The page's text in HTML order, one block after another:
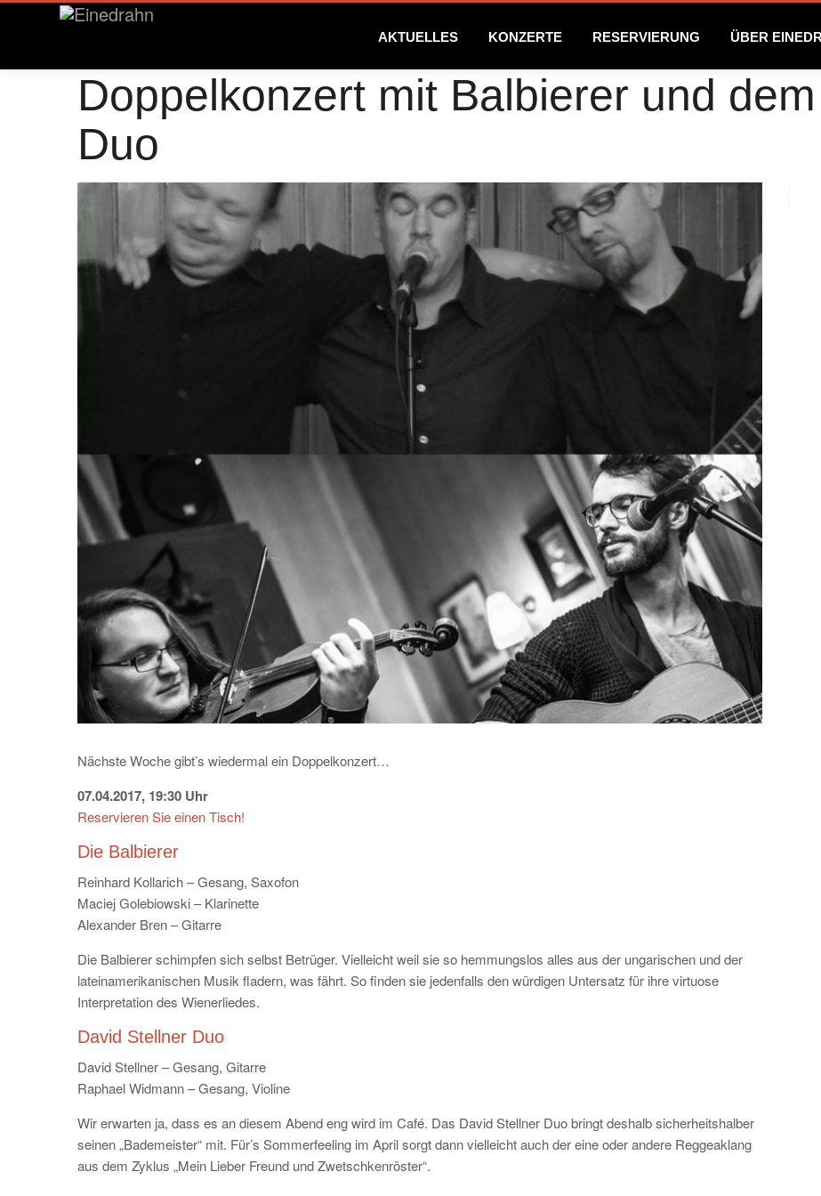
AKTUELLES KONZERTE RESERVIERUNG ÜBER
Doppelkonzert mit Balbierer und
Duo
Nächste Woche gibt’s wiedermal ein Doppelkonzert…
07.04.2017, 19:30 Uhr
Reservieren Sie einen Tisch!
Die Balbierer
Reinhard Kollarich – Gesang, Saxofon
Maciej Golebiowski – Klarinette
Alexander Bren – Gitarre
Die Balbierer schimpfen sich selbst Betrüger. Vielleicht weil sie so hemmungslos alles aus der ungarischen und der
lateinamerikanischen Musik fladern, was fährt. So finden sie jedenfalls den würdigen Untersatz für ihre virtuose
Interpretation des Wienerliedes.
David Stellner Duo
David Stellner – Gesang, Gitarre
Raphael Widmann – Gesang, Violine
Wir erwarten ja, dass es an diesem Abend eng wird im Café. Das David Stellner Duo bringt deshalb sicherheitshalber
seinen „Bademeister“ mit. Für’s Sommerfeeling im April sorgt dann vielleicht auch der eine oder andere Reggeaklang
aus dem Zyklus „Mein Lieber Freund und Zwetschkenröster“.